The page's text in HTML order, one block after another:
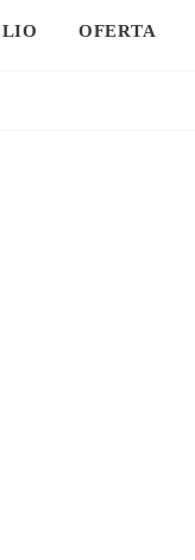
OFERTA